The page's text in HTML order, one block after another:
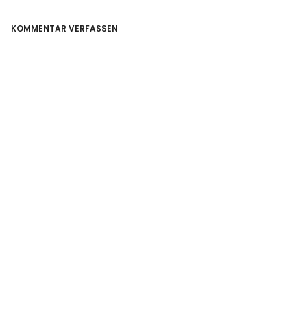
KOMMENTAR VERFASSEN